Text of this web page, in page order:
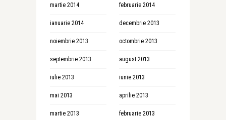
martie 2014 februarie 2014
ianuarie 2014 decembrie 2013
noiembrie 2013 octombrie 2013
septembrie 2013 august 2013
iulie 2013 iunie 2013
mai 2013 aprilie 2013
martie 2013 februarie 2013